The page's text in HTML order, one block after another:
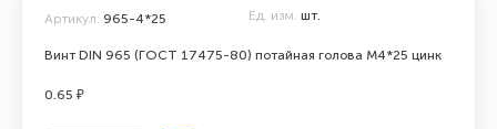
Винт DIN 965 (ГОСТ 17475-80) потайная голова М4*25 цинк
Артикул: 965-4*25 Ед. изм. шт.
0.65 ₽